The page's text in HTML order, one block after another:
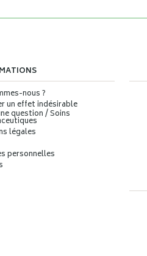
nous ?
un effet indésirable
question / Soins
légales
personnelles